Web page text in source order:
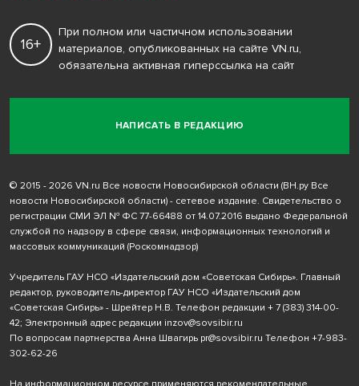
НАПИСАТЬ В РЕДАКЦИЮ
16+
При полном или частичном использовании
материалов, опубликованных на сайте VN.ru,
обязательна активная гиперссылка на сайт
© 2015 - 2026 VN.ru Все новости Новосибирской области (ВН.ру Все
новости Новосибирской области) - сетевое издание. Свидетельство о
регистрации СМИ ЭЛ № ФС 77-66488 от 14.07.2016 выдано Федеральной
службой по надзору в сфере связи, информационных технологий и
массовых коммуникаций (Роскомнадзор)
Учредитель ГАУ НСО «Издательский дом «Советская Сибирь». Главный
редактор, руководитель-директор ГАУ НСО «Издательский дом
«Советская Сибирь» - Шрейтер Н.В. Телефон редакции + 7 (383) 314-00-
42; Электронный адрес редакции inzov@sovsibir.ru
По вопросам партнерства Анна Швагирь pr@sovsibir.ru Телефон +7-983-
302-62-26